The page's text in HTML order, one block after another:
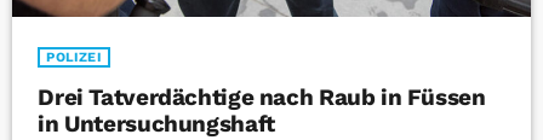
POLIZEI
Drei Tatverdächtige nach Raub in Füssen
in Untersuchungshaft